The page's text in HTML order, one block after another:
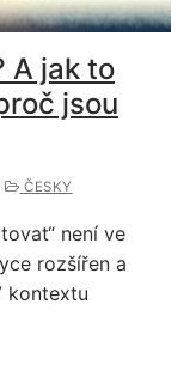
A jak to
jsou
ČESKY
není ve
rozšířen a
kontextu